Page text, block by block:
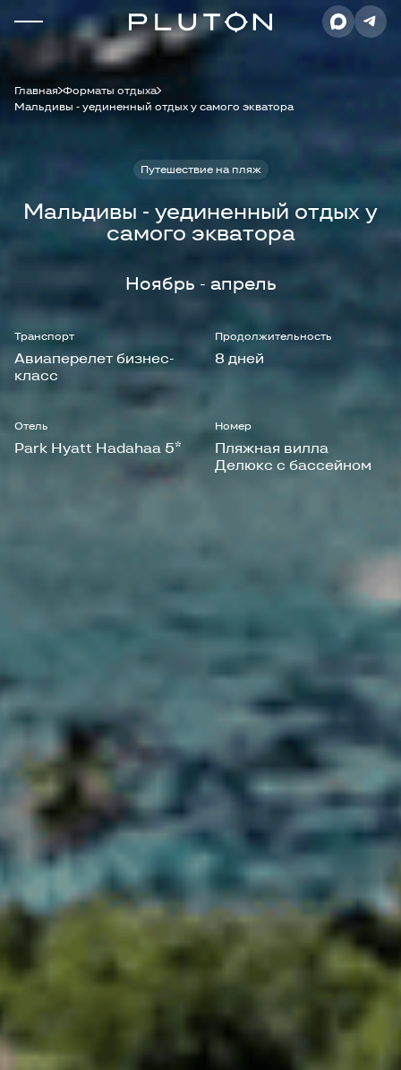
Главная Форматы отдыха
Мальдивы - уединенный отдых у самого экватора
Путешествие на пляж
Мальдивы - уединенный отдых у
самого экватора
Ноябрь - апрель
Транспорт
Авиаперелет бизнес-
класс
Продолжительность
8 дней
Отель
Park Hyatt Hadahaa 5*
Номер
Пляжная вилла
Делюкс с бассейном